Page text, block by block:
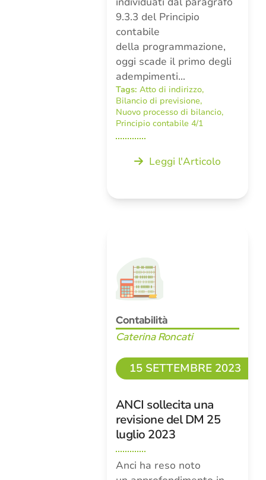
9.3.3 del Principio
contabile
della programmazione,
oggi scade il primo degli
adempimenti…
Tags: Atto di indirizzo,
Bilancio di previsione,
Nuovo processo di bilancio,
Principio contabile 4/1
Leggi l'Articolo
Contabilità
Caterina Roncati
15 SETTEMBRE 2023
ANCI sollecita una
revisione del DM 25
luglio 2023
Anci ha reso noto